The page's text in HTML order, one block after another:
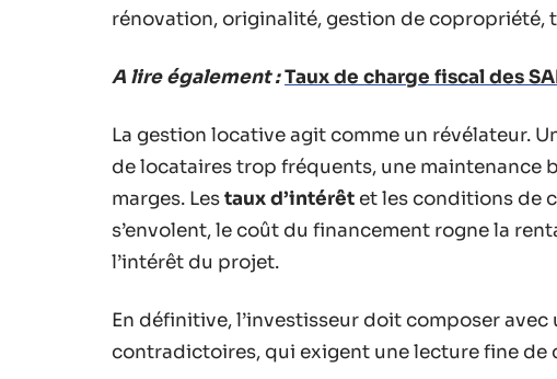
rénovation, originalité, gestion de copropriété,
A lire également :Taux de charge fiscal des
La gestion locative agit comme un révélateur.
de locataires trop fréquents, une maintenance
marges. Lestaux d’intérêt et les conditions de
s’envolent, le coût du financement rogne la
l’intérêt du projet.
En définitive, l’investisseur doit composer
contradictoires, qui exigent une lecture fine de